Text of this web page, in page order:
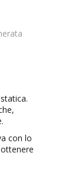
con lo